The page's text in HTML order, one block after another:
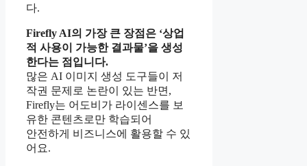
다.
Firefly AI의 가장 큰 장점은 ‘상업
적 사용이 가능한 결과물’을 생성
한다는 점입니다.
많은 AI 이미지 생성 도구들이 저
작권 문제로 논란이 있는 반면,
Firefly는 어도비가 라이센스를 보
유한 콘텐츠로만 학습되어
안전하게 비즈니스에 활용할 수 있
어요.